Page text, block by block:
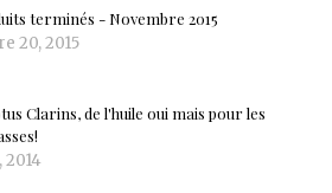
terminés - Novembre 2015
20, 2015
Clarins, de l'huile oui mais pour les
2014